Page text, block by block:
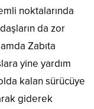
noktalarında
da zor
Zabıta
yine yardım
kalan sürücüye
giderek